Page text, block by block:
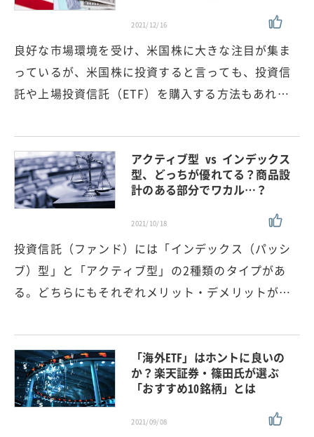
2021/12/16
良好な市場環境を受け、米国株に大きな注目が集ま
っているが、米国株に投資すると言っても、投資信
託や上場投資信託（ETF）を購入する方法もあれ…
アクティブ型 vs インデックス
型、どっちが優れてる？商品設
計のある部分でワカル…？
2021/10/18
投資信託（ファンド）には「インデックス（パッシ
ブ）型」と「アクティブ型」の2種類のタイプがあ
る。どちらにもそれぞれメリット・デメリットが…
「海外ETF」はホントに良いの
か？楽天証券・篠田氏が選ぶ
「おすすめ10銘柄」とは
2021/09/08